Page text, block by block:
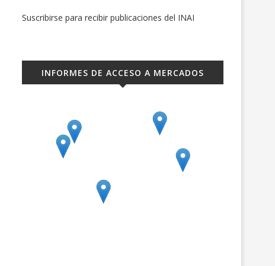
Suscribirse para recibir publicaciones del INAI
INFORMES DE ACCESO A MERCADOS